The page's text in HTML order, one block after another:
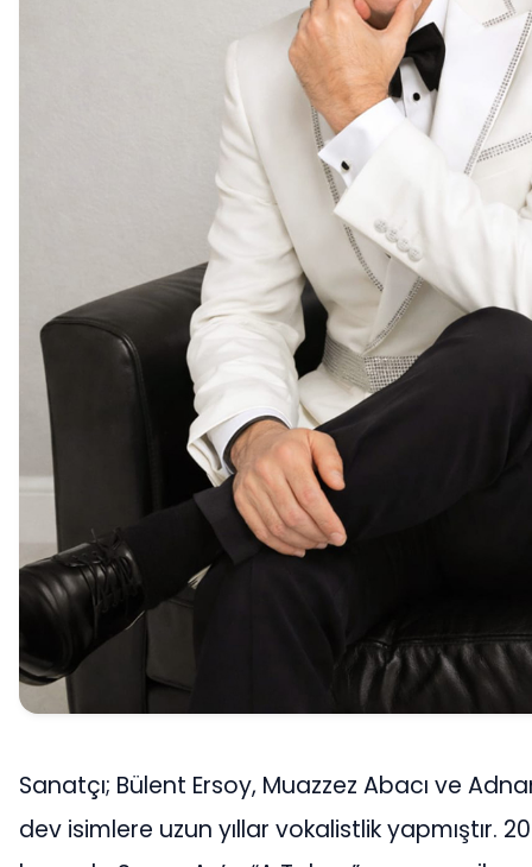
Sanatçı; Bülent Ersoy, Muazzez Abacı ve
dev isimlere uzun yıllar vokalistlik yapmıştır.